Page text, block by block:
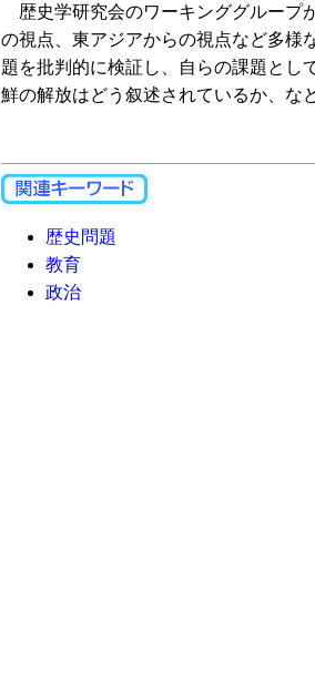
歴史学研究会のワーキンググループ
の視点、東アジアからの視点など多様
題を批判的に検証し、自らの課題とし
鮮の解放はどう叙述されているか、な
歴史問題
教育
政治